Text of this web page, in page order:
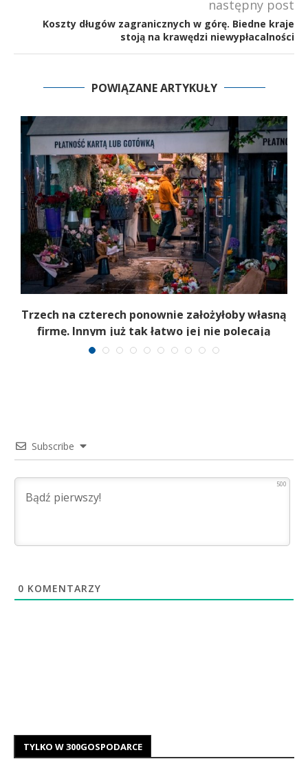
następny post
Koszty długów zagranicznych w górę. Biedne kraje
stoją na krawędzi niewypłacalności
POWIĄZANE ARTYKUŁY
Trzech na czterech ponownie założyłoby własną
firmę. Innym już tak łatwo jej nie polecają
Subscribe
500
0 KOMENTARZY
TYLKO W 300GOSPODARCE